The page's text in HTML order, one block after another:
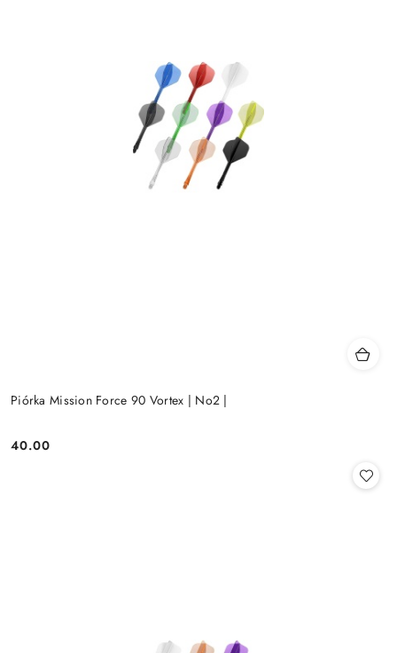
Piórka Mission Force 90 Vortex | No2 |
Cena:
40.00